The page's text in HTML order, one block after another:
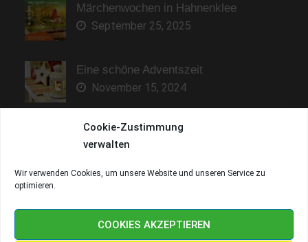
Cookie-Zustimmung
verwalten
Wir verwenden Cookies, um unsere Website und unseren Service zu
optimieren.
COOKIES AKZEPTIEREN
Märchenwochen in Hahnenklee
September 25, 2025
Eine schöne Adventszeit
November 15, 2024
Sonne genießen und entspannen
Mai 9, 2023
reserved.